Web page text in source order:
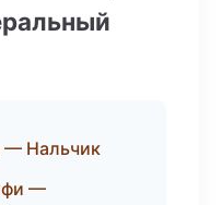
— Нальчик
—